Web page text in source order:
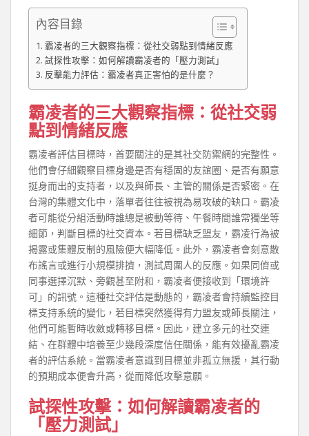
內容目錄
霸凌者的三大觀察指標：從社交弱點到情緒反應
試探性攻擊：如何解讀霸凌者的「壓力測試」
反擊能力評估：霸凌者真正害怕的是什麼？
霸凌者的三大觀察指標：從社交弱
點到情緒反應
霸凌者評估目標時，首要關注的是其社交防禦網的完整性。
他們會仔細觀察目標身邊是否有穩固的友誼圈、是否有願意
挺身而出的支持者，以及與師長、主管的關係是否緊密。在
台灣的集體文化中，落單者往往被視為易攻破的缺口。霸凌
者可能從分組活動時誰總是被動等待、午餐時間誰常獨坐等
細節，判斷目標的社交資本。若目標缺乏盟友，霸凌行為被
揭露或集體反制的風險便大幅降低。此外，霸凌者會刻意散
布謠言或進行小規模排擠，測試周圍人的反應。如果同儕或
同事選擇沉默、旁觀甚至附和，霸凌者便接收到「環境許
可」的訊號。這種社交評估是動態的，霸凌者會持續監控目
標支持系統的變化，若目標突然獲得有力盟友或師長關注，
他們可能暫時收斂或轉移目標。因此，建立多元的社交連
結、在群體中培養至少幾段深度信任關係，能有效擾亂霸凌
者的評估系統。當霸凌者意識到目標並非孤立無援，其行動
的預期成本便會升高，從而降低攻擊意願。
試探性攻擊：如何解讀霸凌者的
「壓力測試」